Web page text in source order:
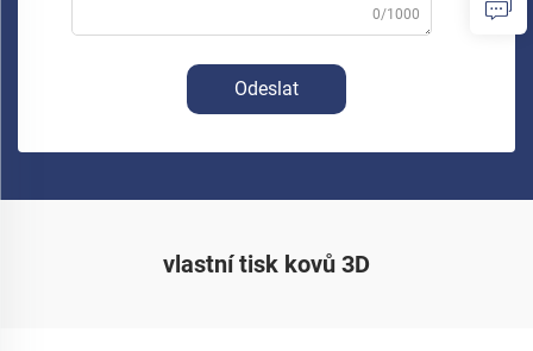
0/1000
Odeslat
vlastní tisk kovů 3D